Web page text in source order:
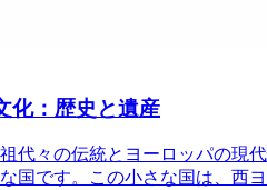
化：歴史と遺産
代々の伝統とヨーロッパの現
国です。この小さな国は、西